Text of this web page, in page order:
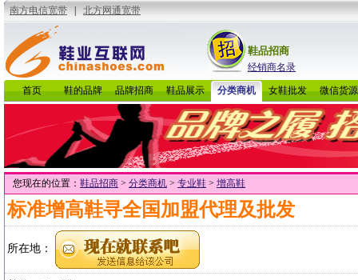
鞋品招商
经销商名录
首页 鞋的品牌 品牌招商 鞋品展示 分类商机 女鞋批发 微信货源
您现在的位置： 鞋品招商 > 分类商机 > 专业鞋 > 增高鞋
标准增高鞋寻全国加盟代理及批发
所在地：